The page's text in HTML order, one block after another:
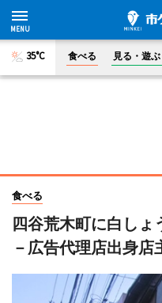
35°C 食べる 見る・遊ぶ
食べる
四谷荒木町に白しょ
－広告代理店出身店